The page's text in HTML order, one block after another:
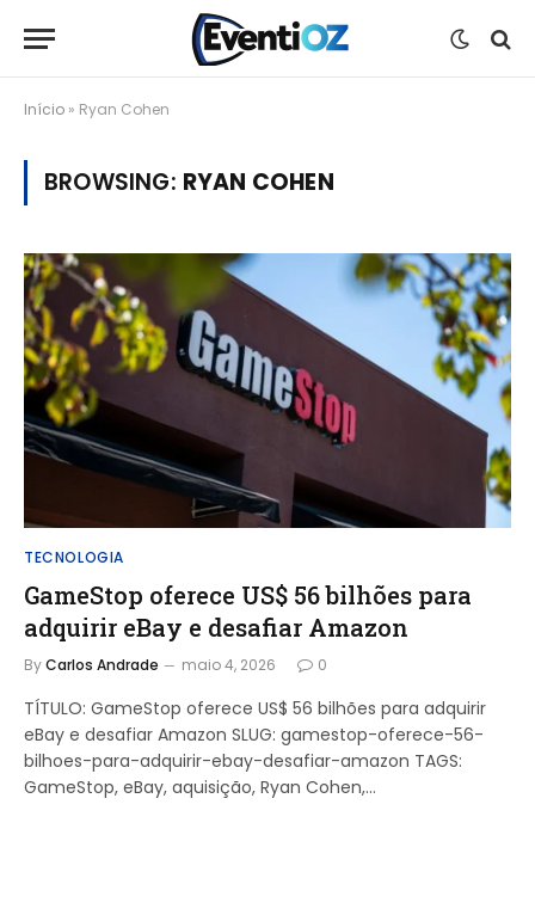
Início » Ryan Cohen
BROWSING: RYAN COHEN
TECNOLOGIA
GameStop oferece US$ 56 bilhões para
adquirir eBay e desafiar Amazon
ByCarlos Andrade maio 4, 2026 0
TÍTULO: GameStop oferece US$ 56 bilhões para adquirir
eBay e desafiar Amazon SLUG: gamestop-oferece-56-
bilhoes-para-adquirir-ebay-desafiar-amazon TAGS:
GameStop, eBay, aquisição, Ryan Cohen,…